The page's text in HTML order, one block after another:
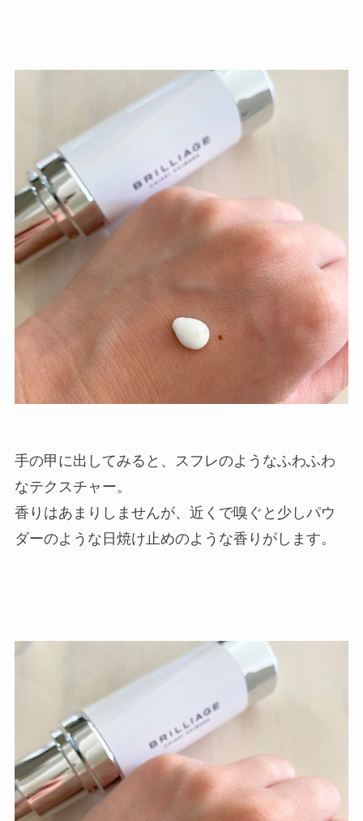
手の甲に出してみると、スフレのようなふわふわ
なテクスチャー。
香りはあまりしませんが、近くで嗅ぐと少しパウ
ダーのような日焼け止めのような香りがします。